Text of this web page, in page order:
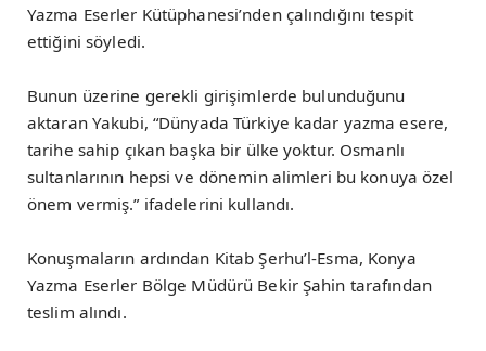
Yazma Eserler Kütüphanesi’nden çalındığını tespit
ettiğini söyledi.
Bunun üzerine gerekli girişimlerde bulunduğunu
aktaran Yakubi, “Dünyada Türkiye kadar yazma esere,
tarihe sahip çıkan başka bir ülke yoktur. Osmanlı
sultanlarının hepsi ve dönemin alimleri bu konuya özel
önem vermiş.” ifadelerini kullandı.
Konuşmaların ardından Kitab Şerhu’l-Esma, Konya
Yazma Eserler Bölge Müdürü Bekir Şahin tarafından
teslim alındı.